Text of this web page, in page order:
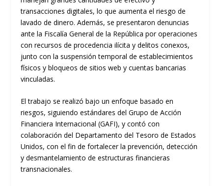
transacciones digitales, lo que aumenta el riesgo de
lavado de dinero. Además, se presentaron denuncias
ante la Fiscalía General de la República por operaciones
con recursos de procedencia ilícita y delitos conexos,
junto con la suspensión temporal de establecimientos
físicos y bloqueos de sitios web y cuentas bancarias
vinculadas.
El trabajo se realizó bajo un enfoque basado en
riesgos, siguiendo estándares del Grupo de Acción
Financiera Internacional (GAFI), y contó con
colaboración del Departamento del Tesoro de Estados
Unidos, con el fin de fortalecer la prevención, detección
y desmantelamiento de estructuras financieras
transnacionales.